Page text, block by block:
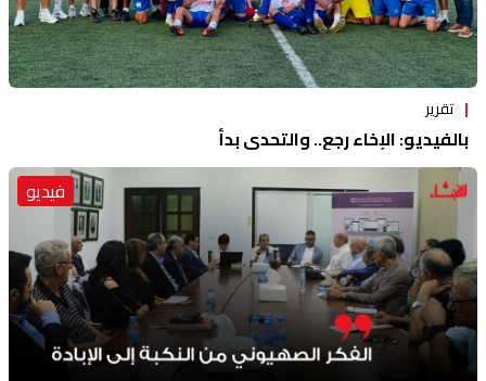
تقرير
بالفيديو: الإخاء رجع.. والتحدي بدأ
فيديو